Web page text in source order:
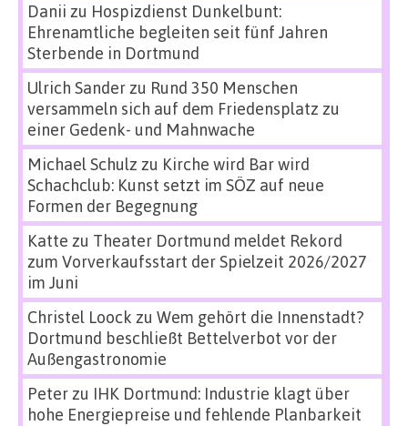
Danii zu Hospizdienst Dunkelbunt:
Ehrenamtliche begleiten seit fünf Jahren
Sterbende in Dortmund
Ulrich Sanderzu Rund 350 Menschen
versammeln sich auf dem Friedensplatz zu
einer Gedenk- und Mahnwache
Michael Schulz zu Kirche wird Bar wird
Schachclub: Kunst setzt im SÖZ auf neue
Formen der Begegnung
Katte zu Theater Dortmund meldet Rekord
zum Vorverkaufsstart der Spielzeit 2026/2027
im Juni
Christel Loock zu Wem gehört die Innenstadt?
Dortmund beschließt Bettelverbot vor der
Außengastronomie
Peterzu IHK Dortmund: Industrie klagt über
hohe Energiepreise und fehlende Planbarkeit